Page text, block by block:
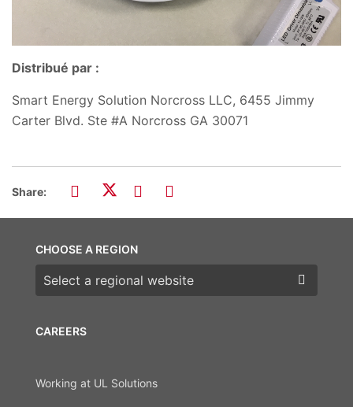
Distribué par :
Smart Energy Solution Norcross LLC, 6455 Jimmy
Carter Blvd. Ste #A Norcross GA 30071
Share:
CAREERS
Working at UL Solutions
CHOOSE A REGION
Choose a region